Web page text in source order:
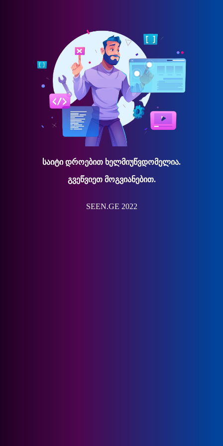
საიტი დროებით ხელმიუწვდომელია.
გვეწვიეთ მოგვიანებით.
SEEN.GE 2022